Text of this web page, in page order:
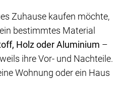
Zuhause kaufen möchte,
bestimmtes Material
Holz oder Aluminium –
ihre Vor- und Nachteile.
Wohnung oder ein Haus